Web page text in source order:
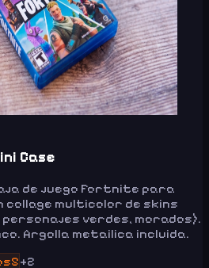
Case
de juego Fortnite para
collage multicolor de skins
personajes verdes, morados).
Argolla metailica incluida.
+2